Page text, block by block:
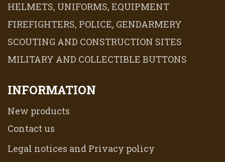
HELMETS, UNIFORMS, EQUIPMENT
FIREFIGHTERS, POLICE, GENDARMERY
SCOUTING AND CONSTRUCTION SITES
MILITARY AND COLLECTIBLE BUTTONS
INFORMATION
New products
Contact us
Legal notices and Privacy policy